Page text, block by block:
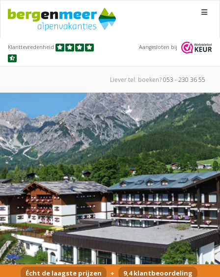
Menu
Klanttevredenheid Aangesloten bij
Liever tel. boeken?053 - 230 36 55
Écht de laagste prijzen + 9,4 klantbeoordeling